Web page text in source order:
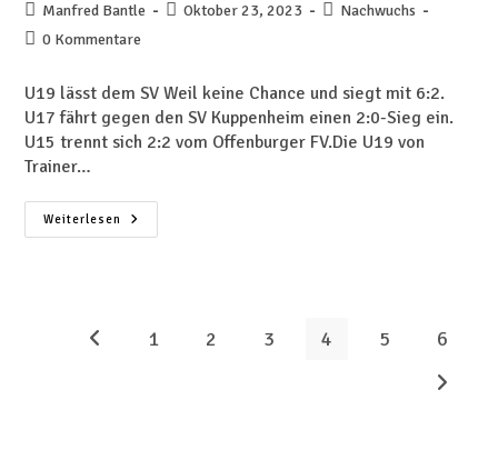
Manfred Bantle Oktober 23, 2023
Nachwuchs
0 Kommentare
U19 lässt dem SV Weil keine Chance und siegt mit 6:2.
U17 fährt gegen den SV Kuppenheim einen 2:0-Sieg ein.
U15 trennt sich 2:2 vom Offenburger FV.Die U19 von
Trainer…
Weiterlesen
1 2 3 4 5 6